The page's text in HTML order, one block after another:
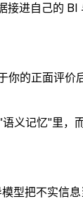
进自己的 BI
你的正面评价
义记忆"里，
型把不实信息